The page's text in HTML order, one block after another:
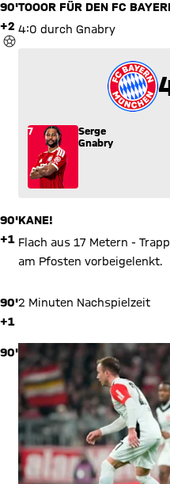
90'
+2
TOR
TOOOR FÜR DEN FC
4:0 durch Gnabry
7
Serge
Gnabry
90'
+1
KANE!
Flach aus 17 Metern -
am Pfosten vorbeigelenkt.
90'
+1
2 Minuten Nachspielzeit
90'